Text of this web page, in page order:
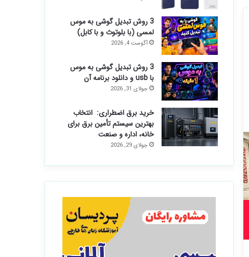
3 روش تبدیل گوشی به موس
لمسی (با بلوتوث و با کابل)
آگوست 4, 2026
3 روش تبدیل گوشی به موس
با usb و دانلود برنامه آن
جولای 31, 2026
خرید برق اضطراری: انتخاب
بهترین سیستم تأمین برق برای
خانه، اداره و صنعت
جولای 29, 2026